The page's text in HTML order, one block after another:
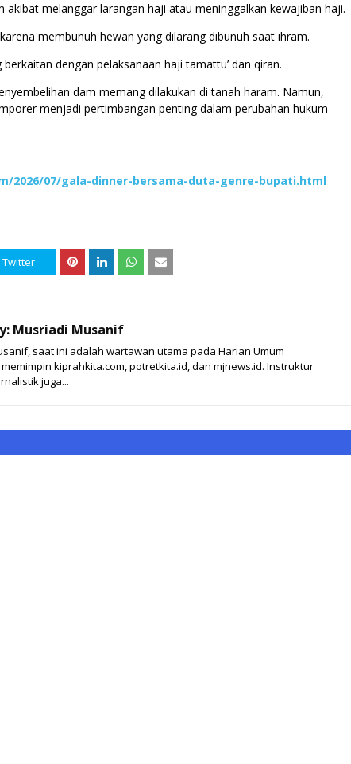
akibat melanggar larangan haji atau meninggalkan kewajiban haji.
membunuh hewan yang dilarang dibunuh saat ihram.
dengan pelaksanaan haji tamattu’ dan qiran.
dam memang dilakukan di tanah haram. Namun,
menjadi pertimbangan penting dalam perubahan hukum
2026/07/gala-dinner-bersama-duta-genre-bupati.html
Twitter
Musriadi Musanif
saat ini adalah wartawan utama pada Harian Umum
memimpin kiprahkita.com, potretkita.id, dan mjnews.id. Instruktur
juga...